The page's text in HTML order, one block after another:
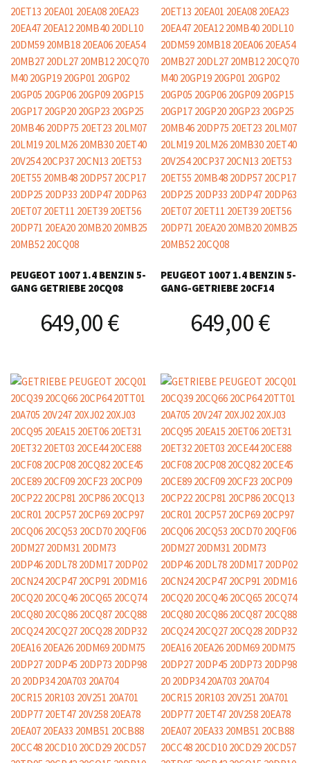
PEUGEOT 1007 1.4 BENZIN 5-
GANG GETRIEBE 20CQ08
649,00€
PEUGEOT 1007 1.4 BENZIN 5-
GANG-GETRIEBE 20CF14
649,00€